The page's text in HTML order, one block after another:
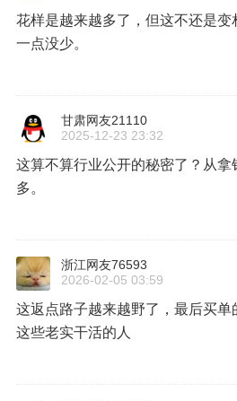
花样是越来越多了，但这不还是变
一点没少。
甘肃网友21110
2025-12-23 23:32
这算不算行业公开的秘密了？从拿
多。
浙江网友76593
2026-02-05 03:59
这返点路子越来越野了，最后买单
这些老实干活的人